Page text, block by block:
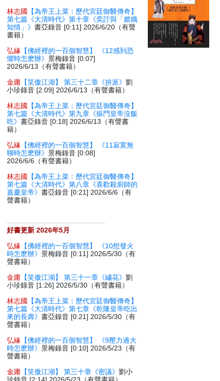
林志國
【為帝王上菜：歷代宮廷御醫傳奇】
第七篇《大清時代》第十章《奕詝與「嫦娥
知情」》書亞錄音 [0:11] 2026/6/20（有聲
書籍）
弘緣 【佛經裡的一百個智慧】 《12感到恐
懼時怎麽辦》景梅錄音 [0:07]
2026/6/13（有聲書籍）
金庸 【笑傲江湖】 第三十二章《拚派》劉
小珍錄音 [2:09] 2026/6/13（有聲書籍）
林志國
【為帝王上菜：歷代宮廷御醫傳奇】
第七篇《大清時代》第九章《摳門皇帝沒飯
吃》書亞錄音 [0:18] 2026/6/13（有聲書
籍）
弘緣 【佛經裡的一百個智慧】 《11寂寞無
聊時怎麽辦》景梅錄音 [0:08]
2026/6/6（有聲書籍）
林志國
【為帝王上菜：歷代宮廷御醫傳奇】
第七篇《大清時代》第八章《喜歡殺廚師的
嘉慶皇帝》書亞錄音 [0:21] 2026/6/6（有
聲書籍）
好書更新 2026年5月
弘緣 【佛經裡的一百個智慧】 《10想發火
時怎麽辦》景梅錄音 [0:11] 2026/5/30（有
聲書籍）
金庸 【笑傲江湖】 第三十一章《繡花》劉
小珍錄音 [1:26] 2026/5/30（有聲書籍）
林志國
【為帝王上菜：歷代宮廷御醫傳奇】
第七篇《大清時代》第七章《乾隆皇帝吃出
來的長壽》書亞錄音 [0:21] 2026/5/30（有
聲書籍）
弘緣 【佛經裡的一百個智慧】 《9壓力過大
時怎麽辦》景梅錄音 [0:10] 2026/5/23（有
聲書籍）
金庸 【笑傲江湖】 第三十章《密議》劉小